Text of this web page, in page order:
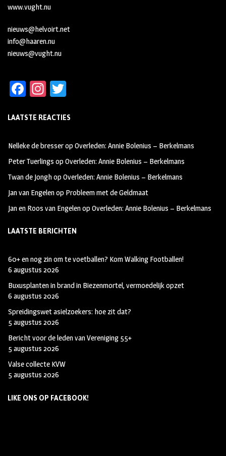
www.vught.nu
nieuws@helvoirt.net
info@haaren.nu
nieuws@vught.nu
Fa
b
oo
k
In
ag
m
tt
LAATSTE REACTIES
Nelleke de bresseropOverleden: Annie Bolenius – Berkelmans
Peter Tuerlings opOverleden: Annie Bolenius – Berkelmans
Twan de JonghopOverleden: Annie Bolenius – Berkelmans
Jan van Engelenop Probleem met de Geldmaat
Jan en Roos van EngelenopOverleden: Annie Bolenius – Berkelmans
LAATSTE BERICHTEN
60+ en nog zin om te voetballen? Kom Walking Footballen!
6 augustus 2026
Buxusplanten in brand in Biezenmortel, vermoedelijk opzet
6 augustus 2026
Spreidingswet asielzoekers: hoe zit dat?
5 augustus 2026
Bericht voor de leden van Vereniging 55+
5 augustus 2026
Valse collecte KVW
5 augustus 2026
LIKE ONS OP FACEBOOK!